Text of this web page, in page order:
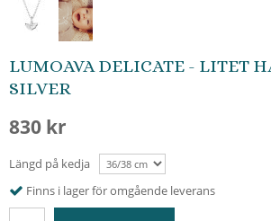
LUMOAVA DELICATE - LITET
SILVER
830 kr
Längd på kedja
Finns i lager för omgående leverans